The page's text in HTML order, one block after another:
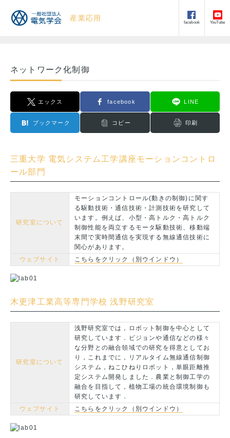
産業応用
facebook YouTube
ネットワーク化制御
エックス facebook LINE
ブックマーク コピー 印刷
三重大学 電気システム工学講座モーションコントロ
ール部門
研究室について
モーションコントロール(動きの制御)に関す
る駆動技術・通信技術・計測技術を研究して
います。例えば、小型・高トルク・高トルク
制御性能を両立するモータ駆動技術、移動端
末間で実時間通信を実現する無線通信技術に
関心があります。
ウェブサイト
こちらをクリック（別ウインドウ）
木更津工業高等専門学校 浅野研究室
研究室について
浅野研究室では，ロボット制御を中心として
研究しています．ビジョンや通信などの様々
な分野との融合領域での研究を得意としてお
り，これまでに，リアルタイム無線通信制御
システム，ねこひねりロボット，単眼距離推
定システム開発しました．農業と制御工学の
融合を目指して，植物工場の統合環境制御も
研究しています．
ウェブサイト
こちらをクリック（別ウインドウ）